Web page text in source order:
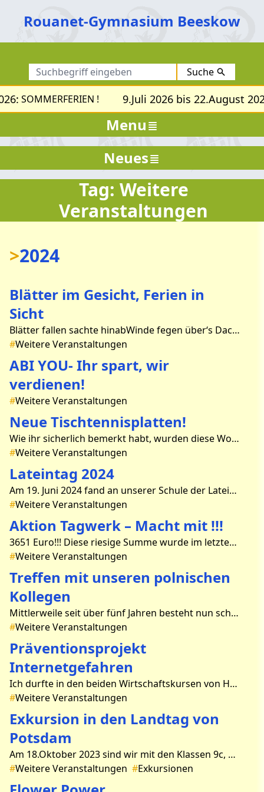
Rouanet-Gymnasium Beeskow
Suche
SOMMERFERIEN ! 9.Juli 2026 bis 22.August
Menu
Tag: Weitere
Veranstaltungen
>2024
Blätter im Gesicht, Ferien in
Sicht
Blätter fallen sachte hinabWinde fegen über‘s Dach.Die ersten Wochen sind verflogenneue Gewohnheiten eingezogen.Die Sonne bahnt sich ihren Wegdurch grün und rot und gelb und geht.Die zw
#Weitere Veranstaltungen
ABI YOU- Ihr spart, wir
verdienen!
#Weitere Veranstaltungen
Neue Tischtennisplatten!
Wie ihr sicherlich bemerkt habt, wurden diese Woche zwei neue Tischtennisplatten für vier Spieler aufgestellt. Diese wurden mit 6000 Euro vom Bürgerbudget und mit 800 Euro von unserem För
#Weitere Veranstaltungen
Lateintag 2024
Am 19. Juni 2024 fand an unserer Schule der Lateintag für die Schülerinnen und Schüler der 7. und 8. Klassen statt. Durch die Unterstützung der 10. Lateinklassen und der Lehrerinnen und
#Weitere Veranstaltungen
Aktion Tagwerk – Macht mit !!!
3651 Euro!!! Diese riesige Summe wurde im letzten Jahr bei der Aktion Tagwerk von den fleißigen Schülern und Schülerinnen unserer Schule erwirtschaftet. Unser Ziel für dieses Jahr ist na
#Weitere Veranstaltungen
Treffen mit unseren polnischen
Kollegen
Mittlerweile seit über fünf Jahren besteht nun schon unsere Partnerschaft mit dem Lyzeum in Sulecin, welche von der Euroregion PRO EUROPA VIADRINA gefördert wird. Es gab schon mehrere Sch
#Weitere Veranstaltungen
Präventionsprojekt
Internetgefahren
Ich durfte in den beiden Wirtschaftskursen von Herrn Orth ein Präventionsprojekt zum Thema Internetgefahren durchführen. Auf der Grundlage des „Gefährdungsatlas“ der Bundesprüfstelle
#Weitere Veranstaltungen
Exkursion in den Landtag von
Potsdam
Am 18.Oktober 2023 sind wir mit den Klassen 9c, e und in Teilen der 9 b in den Landtag in Potsdam gefahren.Der Tag im Landtag begann mit einer Einführung. Dort wurden die verschiedenen Frak
#Weitere Veranstaltungen #Exkursionen
Neues